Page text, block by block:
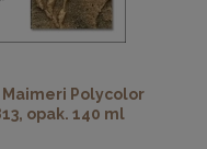
Polycolor
opak. 140 ml